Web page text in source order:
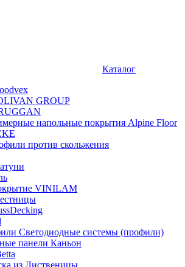
Каталог
GROUP
напольные покрытия Alpine Floor
против скольжения
VINILAM
Светодиодные системы (профили)
панели Каньон
из Лиственицы